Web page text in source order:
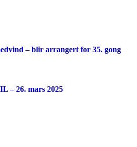
– blir arrangert for 35. gong
– 26. mars 2025